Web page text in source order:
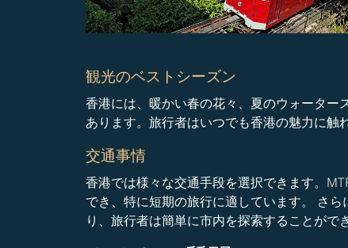
観光のベストシーズン
香港には、暖かい春の花々、夏のウォータ
あります。旅行者はいつでも香港の魅力に触
交通事情
香港では様々な交通手段を選択できます。
でき、特に短期の旅行に適しています。 さ
り、旅行者は簡単に市内を探索することがで